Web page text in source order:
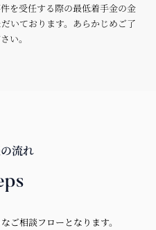
を受任する際の最低着手金の金
いております。あらかじめご了
い。
流れ
ご相談フローとなります。